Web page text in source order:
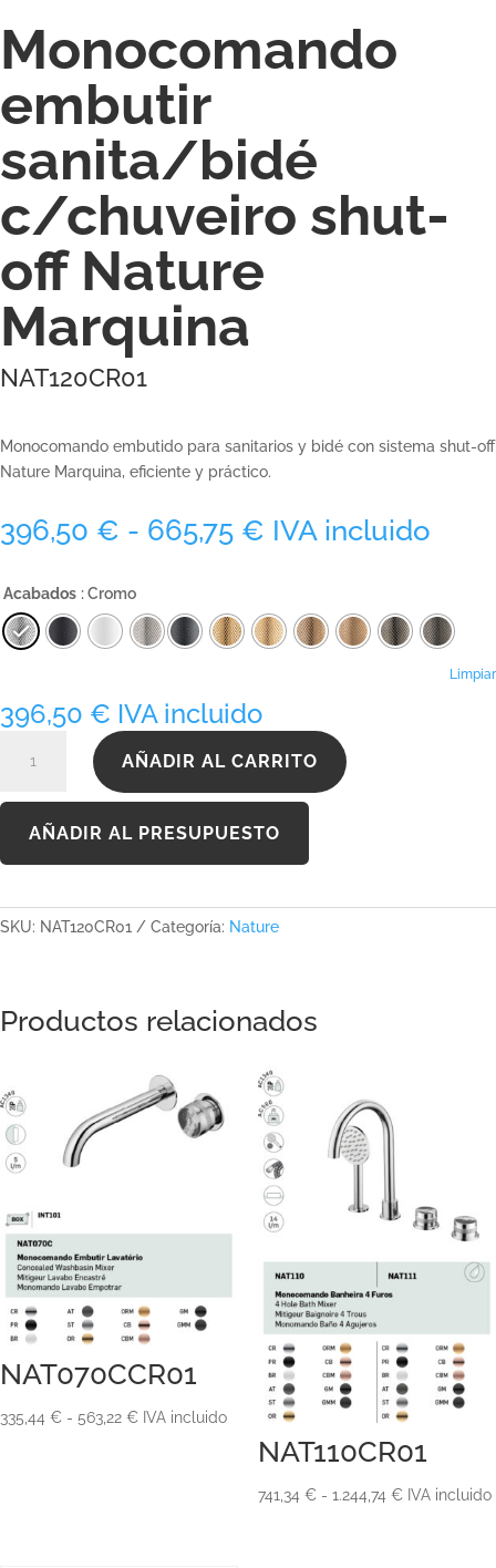
Monocomando
embutir
sanita/bidé
c/chuveiro shut-
off Nature
Marquina
NAT120CR01
Monocomando embutido para sanitarios y bidé con sistema shut-off
Nature Marquina, eficiente y práctico.
396,50 € - 665,75 € Rango
desde
396,50 €
hasta
IVA incluido
Acabados : Cromo
Limpiar
396,50 € IVA incluido
cantidad
AÑADIR AL CARRITO
AÑADIR AL PRESUPUESTO
SKU: NAT120CR01 Categoría: Nature
Productos relacionados
NAT070CCR01
335,44 € - 563,22 €Rango
IVA incluido
NAT110CR01
741,34 € - 1.244,74 €Rango
IVA incluido